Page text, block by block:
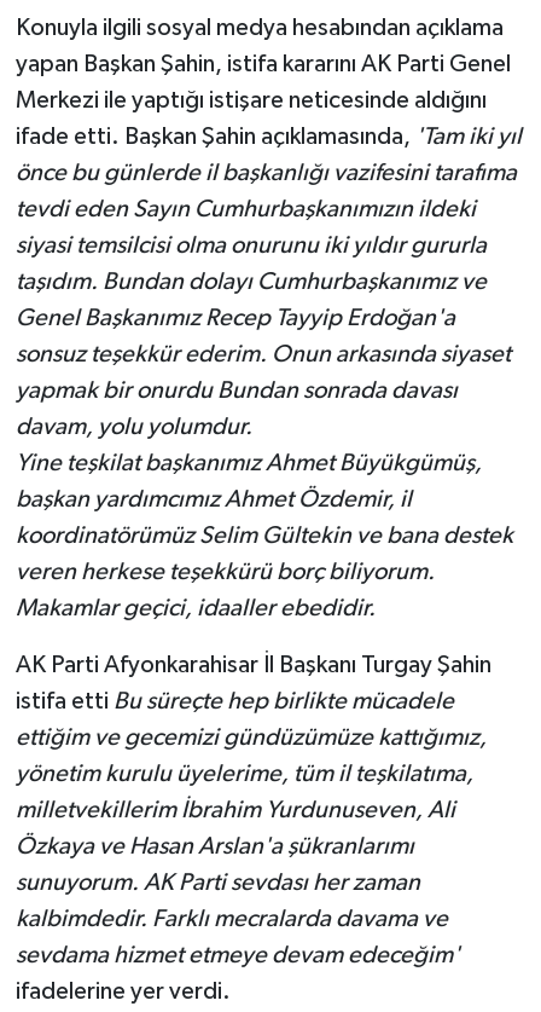
Konuyla ilgili sosyal medya hesabından açıklama
yapan Başkan Şahin, istifa kararını AK Parti Genel
Merkezi ile yaptığı istişare neticesinde aldığını
ifade etti. Başkan Şahin açıklamasında, 'Tam iki yıl
önce bu günlerde il başkanlığı vazifesini tarafıma
tevdi eden Sayın Cumhurbaşkanımızın ildeki
siyasi temsilcisi olma onurunu iki yıldır gururla
taşıdım. Bundan dolayı Cumhurbaşkanımız ve
Genel Başkanımız Recep Tayyip Erdoğan'a
sonsuz teşekkür ederim. Onun arkasında siyaset
yapmak bir onurdu Bundan sonrada davası
davam, yolu yolumdur.
Yine teşkilat başkanımız Ahmet Büyükgümüş,
başkan yardımcımız Ahmet Özdemir, il
koordinatörümüz Selim Gültekin ve bana destek
veren herkese teşekkürü borç biliyorum.
Makamlar geçici, idaaller ebedidir.
AK Parti Afyonkarahisar İl Başkanı Turgay Şahin
istifa etti Bu süreçte hep birlikte mücadele
ettiğim ve gecemizi gündüzümüze kattığımız,
yönetim kurulu üyelerime, tüm il teşkilatıma,
milletvekillerim İbrahim Yurdunuseven, Ali
Özkaya ve Hasan Arslan'a şükranlarımı
sunuyorum. AK Parti sevdası her zaman
kalbimdedir. Farklı mecralarda davama ve
sevdama hizmet etmeye devam edeceğim'
ifadelerine yer verdi.
Spor